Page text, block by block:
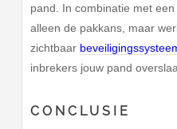
pand. In combinatie met
alleen de pakkans, maar
zichtbaar
inbrekers jouw pand
CONCLUSIE